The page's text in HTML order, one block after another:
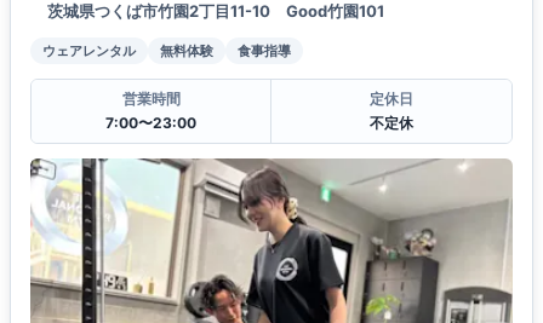
茨城県つくば市竹園2丁目11-10 Good竹園101
ウェアレンタル 無料体験 食事指導
営業時間
7:00〜23:00
定休日
不定休